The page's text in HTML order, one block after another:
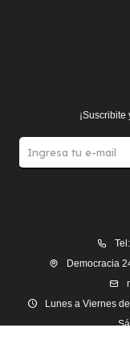
Democracia
Lunes a Viernes